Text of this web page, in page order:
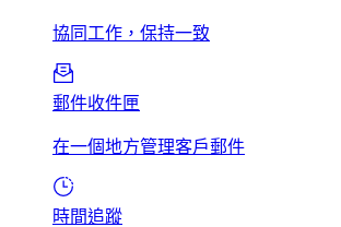
協同工作，保持一致
郵件收件匣
在一個地方管理客戶郵件
時間追蹤